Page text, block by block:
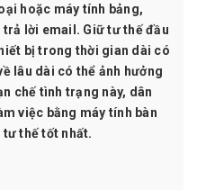
hoặc máy tính bảng,
lời email. Giữ tư thế đầu
bị trong thời gian dài có
lâu dài có thể ảnh hưởng
chế tình trạng này, dân
việc bằng máy tính bàn
thế tốt nhất.